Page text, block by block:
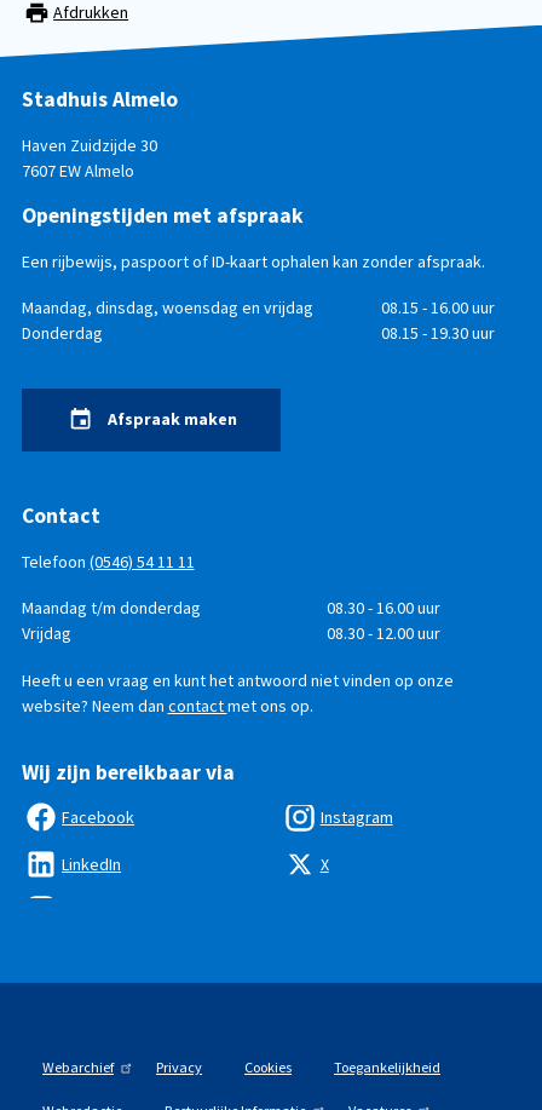
Afdrukken
Stadhuis Almelo
Haven Zuidzijde 30
7607 EW Almelo
Openingstijden met afspraak
Een rijbewijs, paspoort of ID-kaart ophalen kan zonder afspraak.
Openingstijden
DagTijd
Maandag, dinsdag, woensdag en vrijdag
08.15 - 16.00 uur
Donderdag
08.15 - 19.30 uur
Afspraak maken
Contact
Telefoon (0546) 54 11 11
Telefonisch
bereikbaar
DagTijd
Maandag t/m donderdag
08.30 - 16.00 uur
Vrijdag
08.30 - 12.00 uur
Heeft u een vraag en kunt het antwoord niet vinden op onze
website? Neem dan contactmet ons op.
Wij zijn bereikbaar via
Facebook
LinkedIn
Instagram
X
Webarchief Privacy Cookies Toegankelijkheid